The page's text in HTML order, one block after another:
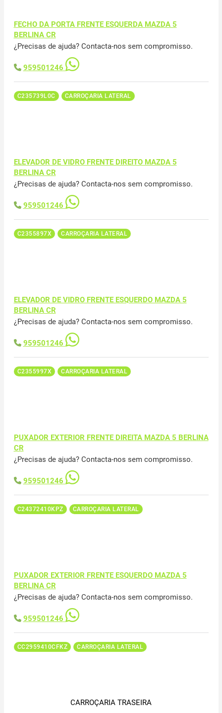
FECHO DA PORTA FRENTE ESQUERDA MAZDA 5
BERLINA CR
¿Precisas de ajuda? Contacta-nos sem compromisso.
959501246
C235739L0C CARROÇARIA LATERAL
ELEVADOR DE VIDRO FRENTE DIREITO MAZDA 5
BERLINA CR
¿Precisas de ajuda? Contacta-nos sem compromisso.
959501246
C2355897X CARROÇARIA LATERAL
ELEVADOR DE VIDRO FRENTE ESQUERDO MAZDA 5
BERLINA CR
¿Precisas de ajuda? Contacta-nos sem compromisso.
959501246
C2355997X CARROÇARIA LATERAL
PUXADOR EXTERIOR FRENTE DIREITA MAZDA 5 BERLINA
CR
¿Precisas de ajuda? Contacta-nos sem compromisso.
959501246
C24372410KPZ CARROÇARIA LATERAL
PUXADOR EXTERIOR FRENTE ESQUERDO MAZDA 5
BERLINA CR
¿Precisas de ajuda? Contacta-nos sem compromisso.
959501246
CC2959410CFKZ CARROÇARIA LATERAL
CARROÇARIA TRASEIRA